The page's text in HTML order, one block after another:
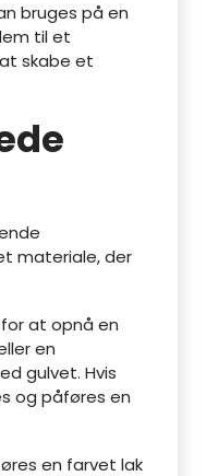
bruges på en
til et
skabe et
materiale, der
at opnå en
en
gulvet. Hvis
og påføres en
en farvet lak